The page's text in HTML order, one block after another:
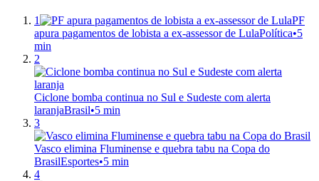
1
PF
apura pagamentos de lobista a ex-assessor de LulaPolítica•5
min
2
Ciclone bomba continua no Sul e Sudeste com alerta
laranjaBrasil•5 min
3
Vasco elimina Fluminense e quebra tabu na Copa do
BrasilEsportes•5 min
4